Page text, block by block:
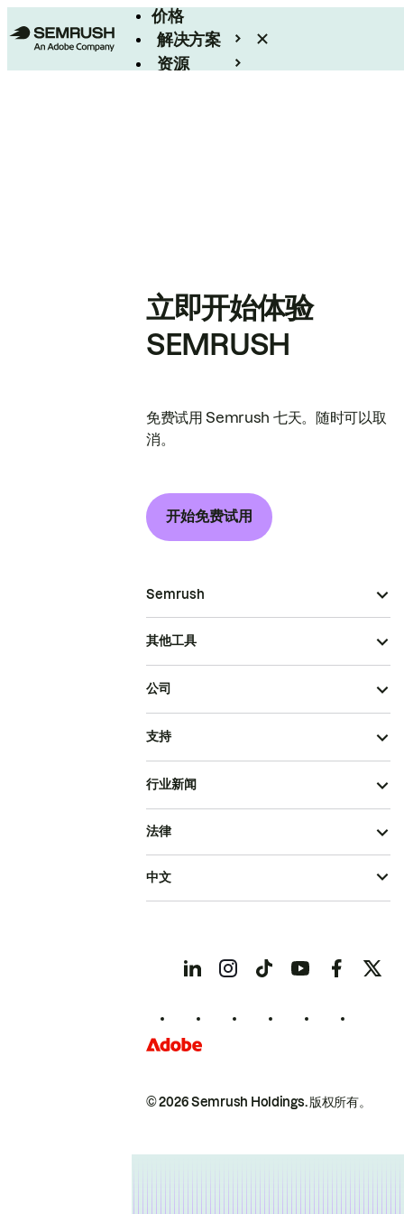
价格
解决方案
资源
立即开始体验
SEMRUSH
免费试用 Semrush 七天。随时可以取
消。
开始免费试用
Semrush
其他工具
公司
支持
行业新闻
© 2026 Semrush Holdings.版权所有。
法律
中文